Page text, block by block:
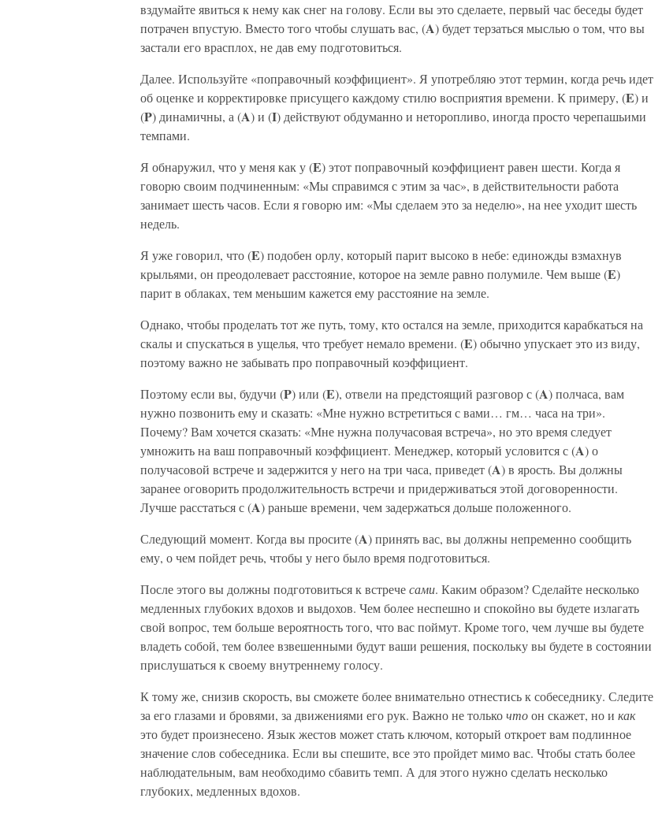
вздумайте явиться к нему как снег на голову. Если вы это сделаете, первый час беседы будет
потрачен впустую. Вместо того чтобы слушать вас, (A) будет терзаться мыслью о том, что вы
застали его врасплох, не дав ему подготовиться.
Далее. Используйте «поправочный коэффициент». Я употребляю этот термин, когда речь идет
об оценке и корректировке присущего каждому стилю восприятия времени. К примеру, (E) и
(P) динамичны, а (A) и (I) действуют обдуманно и неторопливо, иногда просто черепашьими
темпами.
Я обнаружил, что у меня как у (E) этот поправочный коэффициент равен шести. Когда я
говорю своим подчиненным: «Мы справимся с этим за час», в действительности работа
занимает шесть часов. Если я говорю им: «Мы сделаем это за неделю», на нее уходит шесть
недель.
Я уже говорил, что (E) подобен орлу, который парит высоко в небе: единожды взмахнув
крыльями, он преодолевает расстояние, которое на земле равно полумиле. Чем выше (E)
парит в облаках, тем меньшим кажется ему расстояние на земле.
Однако, чтобы проделать тот же путь, тому, кто остался на земле, приходится карабкаться на
скалы и спускаться в ущелья, что требует немало времени. (E) обычно упускает это из виду,
поэтому важно не забывать про поправочный коэффициент.
Поэтому если вы, будучи (P) или (E), отвели на предстоящий разговор с (A) полчаса, вам
нужно позвонить ему и сказать: «Мне нужно встретиться с вами… гм… часа на три».
Почему? Вам хочется сказать: «Мне нужна получасовая встреча», но это время следует
умножить на ваш поправочный коэффициент. Менеджер, который условится с (A) о
получасовой встрече и задержится у него на три часа, приведет (A) в ярость. Вы должны
заранее оговорить продолжительность встречи и придерживаться этой договоренности.
Лучше расстаться с (A) раньше времени, чем задержаться дольше положенного.
Следующий момент. Когда вы просите (A) принять вас, вы должны непременно сообщить
ему, о чем пойдет речь, чтобы у него было время подготовиться.
После этого вы должны подготовиться к встречесами. Каким образом? Сделайте несколько
медленных глубоких вдохов и выдохов. Чем более неспешно и спокойно вы будете излагать
свой вопрос, тем больше вероятность того, что вас поймут. Кроме того, чем лучше вы будете
владеть собой, тем более взвешенными будут ваши решения, поскольку вы будете в состоянии
прислушаться к своему внутреннему голосу.
К тому же, снизив скорость, вы сможете более внимательно отнестись к собеседнику. Следите
за его глазами и бровями, за движениями его рук. Важно не толькочтоон скажет, но и как
это будет произнесено. Язык жестов может стать ключом, который откроет вам подлинное
значение слов собеседника. Если вы спешите, все это пройдет мимо вас. Чтобы стать более
наблюдательным, вам необходимо сбавить темп. А для этого нужно сделать несколько
глубоких, медленных вдохов.